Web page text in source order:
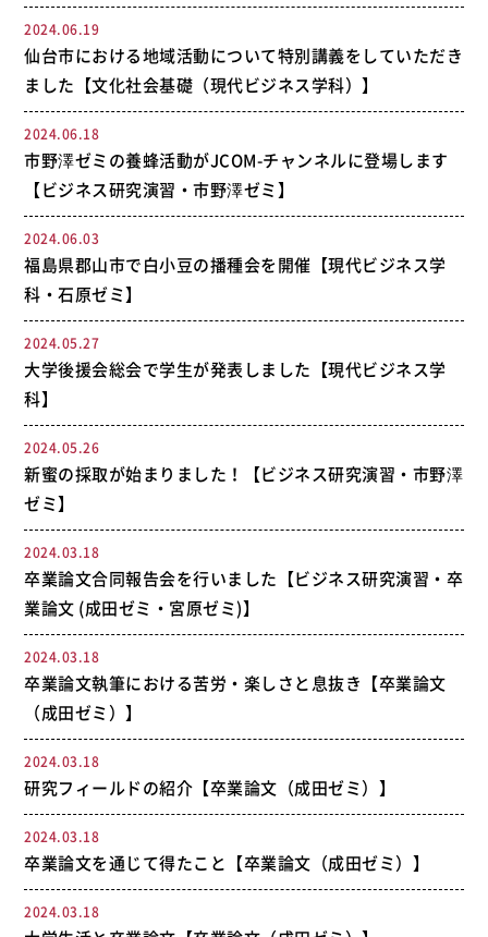
2024.06.19
仙台市における地域活動について特別講義をしていただき
ました【文化社会基礎（現代ビジネス学科）】
2024.06.18
市野澤ゼミの養蜂活動がJCOM-チャンネルに登場します
【ビジネス研究演習・市野澤ゼミ】
2024.06.03
福島県郡山市で白小豆の播種会を開催【現代ビジネス学
科・石原ゼミ】
2024.05.27
大学後援会総会で学生が発表しました【現代ビジネス学
科】
2024.05.26
新蜜の採取が始まりました！【ビジネス研究演習・市野澤
ゼミ】
2024.03.18
卒業論文合同報告会を行いました【ビジネス研究演習・卒
業論文 (成田ゼミ・宮原ゼミ)】
2024.03.18
卒業論文執筆における苦労・楽しさと息抜き【卒業論文
（成田ゼミ）】
2024.03.18
研究フィールドの紹介【卒業論文（成田ゼミ）】
2024.03.18
卒業論文を通じて得たこと【卒業論文（成田ゼミ）】
2024.03.18